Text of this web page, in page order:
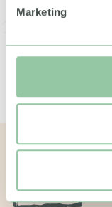
Marketing
Ja, ik ga akkoord